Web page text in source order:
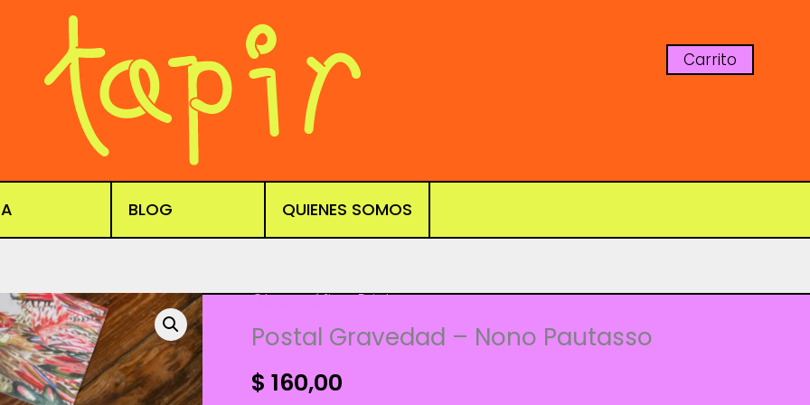
Carrito
BLOG QUIENES SOMOS
Obra gráfica,Prints
Postal Gravedad – Nono Pautasso
$ 160,00